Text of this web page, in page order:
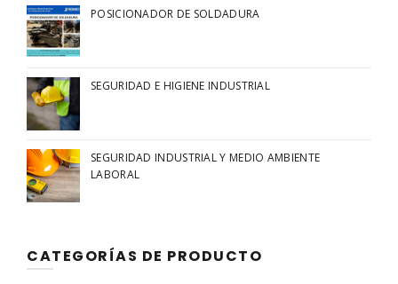
POSICIONADOR DE SOLDADURA
SEGURIDAD E HIGIENE INDUSTRIAL
SEGURIDAD INDUSTRIAL Y MEDIO AMBIENTE
LABORAL
CATEGORÍAS DE PRODUCTO